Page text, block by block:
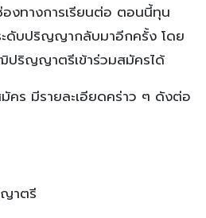
งทางการเรียนต่อ ตอนนี้ทุน
ะดับปริญญากลับมาอีกครั้ง โดย
ปริญญาตรีเข้าร่วมสมัครได้
ร มีรายละเอียดคร่าว ๆ ดังต่อ
าตรี